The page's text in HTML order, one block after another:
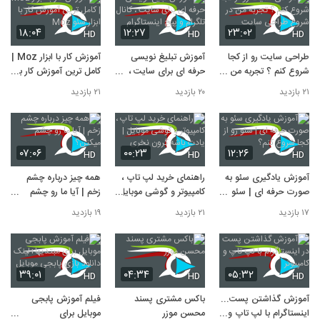
۲۳:۰۲ HD
طراحی سایت رو از کجا
شروع کنم ؟ تجربه من در
شروع طراحی سایت
۲۱ بازدید
۱۲:۲۷ HD
آموزش تبلیغ نویسی
حرفه ای برای سایت ،
کانال تلگرام و پیج
اینستاگرام
۲۰ بازدید
۱۸:۰۴ HD
آموزش کار با ابزار Moz |
کامل ترین آموزش کار با
ابزار سئو Moz
۲۱ بازدید
۱۲:۲۶ HD
آموزش یادگیری سئو به
صورت حرفه ای | سئو رو
از کجا شروع کنم؟
۱۷ بازدید
۰۰:۲۳ HD
راهنمای خرید لپ تاپ ،
کامپیوتر و گوشی موبایل
| یادت باشه گرون نخری
۲۱ بازدید
۰۷:۰۶ HD
همه چیز درباره چشم
زخم | آیا ما رو چشم
میکنن؟
۱۹ بازدید
۰۵:۳۲ HD
آموزش گذاشتن پست در
اینستاگرام با لپ تاپ و
۰۴:۳۴ HD
باکس مشتری پسند
محسن موزر
۳۹:۰۱ HD
فیلم آموزش پابجی
موبایل برای